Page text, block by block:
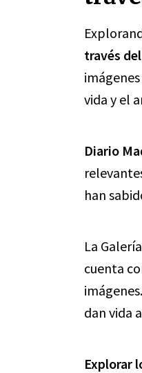
través
vida y el
Diario
han
La
cuenta
dan vida
Explorar